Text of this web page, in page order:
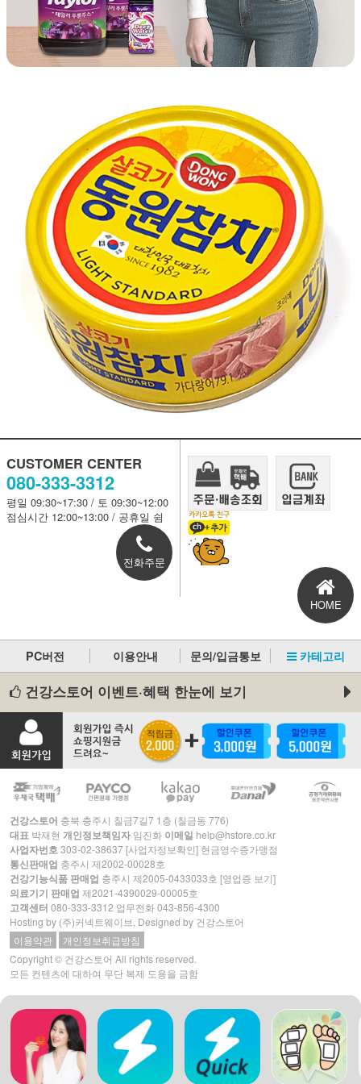
CUSTOMER CENTER
080-333-3312
평일 09:30~17:30 / 토 09:30~12:00
점심시간 12:00~13:00 / 공휴일 쉼
전화주문
HOME
PC버전 이용안내 문의/입금통보 카테고리
건강스토어 이벤트·혜택 한눈에 보기
건강스토어 충북 충주시 칠금7길7 1층 (칠금동 776)
대표 박재현 개인정보책임자 임진화 이메일 help@hstore.co.kr
사업자번호303-02-38637[사업자정보확인] 현금영수증가맹점
통신판매업 충주시 제2002-00028호
건강기능식품 판매업 충주시 제2005-0433033호 [영업증 보기]
의료기기 판매업 제2021-4390029-00005호
고객센터 080-333-3312 업무전화043-856-4300
Hosting by (주)커넥트웨이브 , Designed by 건강스토어
이용약관
개인정보취급방침
Copyright © 건강스토어 All rights reserved.
모든 컨텐츠에 대하여 무단 복제 도용을 금함